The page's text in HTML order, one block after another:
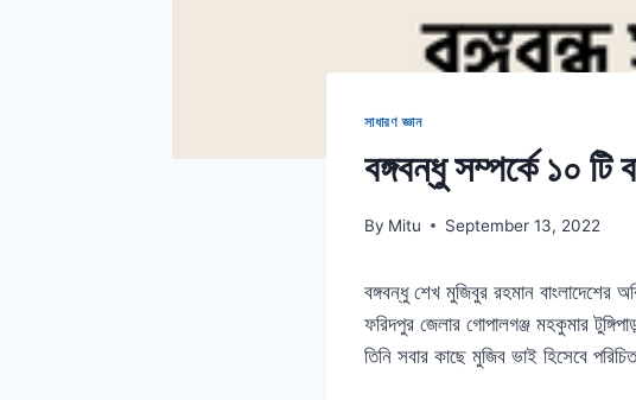
সাধারণ জ্ঞান
বঙ্গবন্ধু সম্পর্কে ১০ টি
By Mitu September 13, 2022
বঙ্গবন্ধু শেখ মুজিবুর রহমান বাংলাদেশের
ফরিদপুর জেলার গোপালগঞ্জ মহকুমার
তিনি সবার কাছে মুজিব ভাই হিসেবে